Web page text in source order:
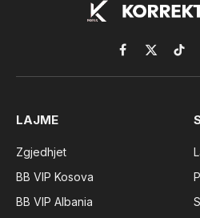
Facebook
X
(Twitter)
LAJME
Zgjedhjet
BB VIP Kosova
BB VIP Albania